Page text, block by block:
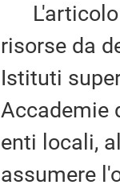
L'articolo
risorse da
Istituti
Accademie
enti locali,
assumere